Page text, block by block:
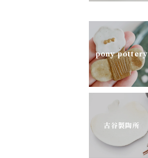
mimi.un_bd
nagusa
pony pottery
pony pottery
古谷製陶所